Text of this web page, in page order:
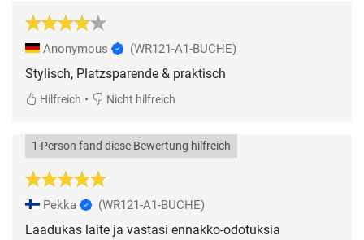
Anonymous (WR121-A1-BUCHE)
Stylisch, Platzsparende & praktisch
Hilfreich • Nicht hilfreich
1 Person fand diese Bewertung hilfreich
Pekka (WR121-A1-BUCHE)
Laadukas laite ja vastasi ennakko-odotuksia